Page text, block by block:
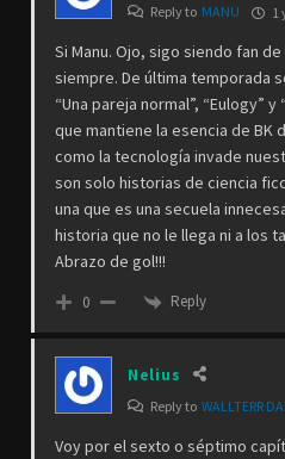
Reply to MANU 1
Si Manu. Ojo, sigo siendo fan
siempre. De última temporada
“Una pareja normal”, “Eulogy” y
que mantiene la esencia de BK
como la tecnología invade
son solo historias de ciencia
una que es una secuela
historia que no le llega ni a los
Abrazo de gol!!!
0 Reply
Nelius
Reply to WALLTERR
Voy por el sexto o séptimo